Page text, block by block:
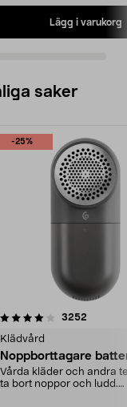
Lägg i varukorg
saker
-25%
3252
Klädvård
Noppborttagare
Vårda kläder och andra
ta bort noppor och ludd.
4.5av 5 stjärnor